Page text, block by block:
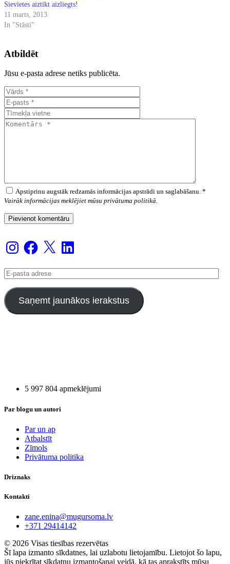
Sievietes aiztikt aizliegts!
11 marts, 2013
In "Stāsti"
Atbildēt
Jūsu e-pasta adrese netiks publicēta.
Apstiprinu augstāk redzamās informācijas apstrādi un saglabāšanu. *
Vairāk informācijas meklējiet mūsu privātuma politikā.
InstagramFacebook
X LinkedIn
E-
pasta
adrese
Saņemt jaunākos ierakstus
5 997 804 apmeklējumi
Par blogu un autori
Par un ap
Atbalstīt
Zīmols
Privātuma politika
Driznaks
Kontakti
zane.enina@mugursoma.lv
+371 29414142
© 2026 Visas tiesības rezervētas
Šī lapa izmanto sīkdatnes, lai uzlabotu lietojamību. Lietojot šo lapu,
jūs piekrītat sīkdatņu izmantošanai veidā, kā tas aprakstīts mūsu